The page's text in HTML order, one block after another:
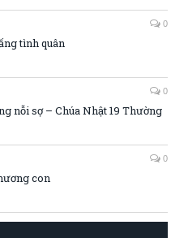
0
tình quân
0
nỗi sợ – Chúa Nhật 19 Thường
0
con